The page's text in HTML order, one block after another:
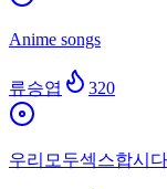
Anime songs
류승엽 320
우리모두섹스합시다